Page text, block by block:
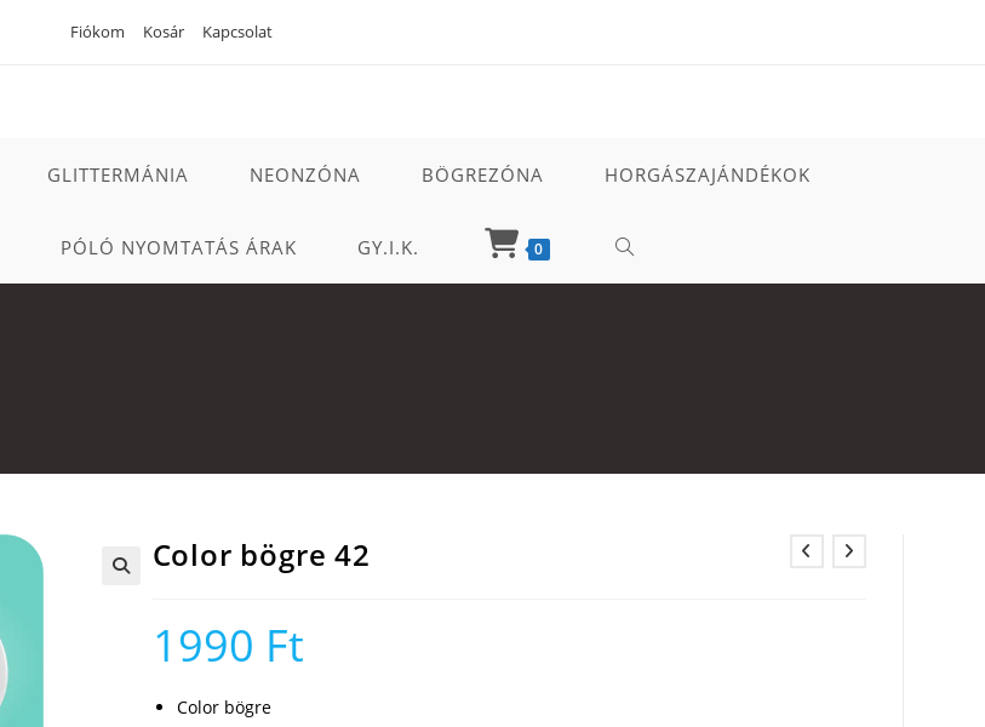
Fiókom Kosár Kapcsolat
GLITTERMÁNIA NEONZÓNA BÖGREZÓNA HORGÁSZAJÁNDÉKOK
PÓLÓ NYOMTATÁS ÁRAK GY.I.K. 0 TOGGLE
Color bögre 42
1990 Ft
Color bögre